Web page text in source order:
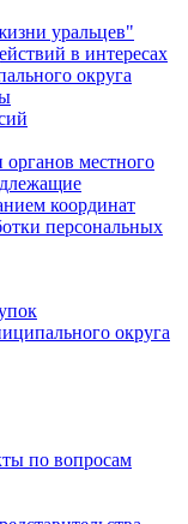
уральцев"
в интересах
округа
местного
координат
персональных
округа
по вопросам